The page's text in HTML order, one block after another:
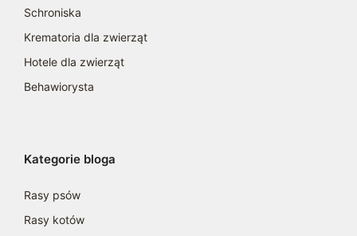
Schroniska
Krematoria dla zwierząt
Hotele dla zwierząt
Behawiorysta
Kategorie bloga
Rasy psów
Rasy kotów